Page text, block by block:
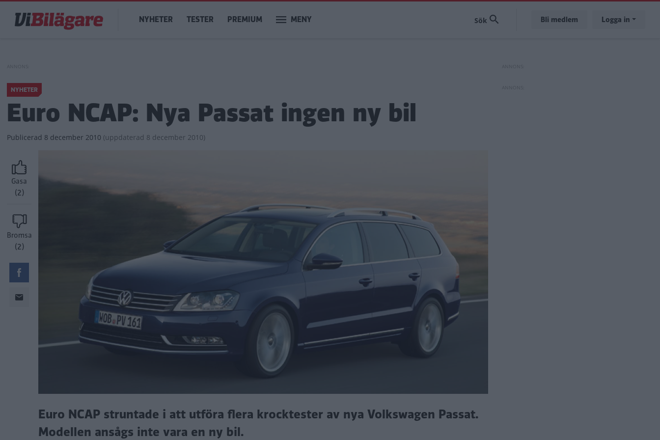
huvudinnehåll
Main
navigation
NYHETER TESTER PREMIUM MENY Bli medlem Logga in
NYHETER
Euro NCAP: Nya Passat ingen ny bil
Publicerad 8 december 2010 (uppdaterad 8 december 2010)
Gasa
(2)
Bromsa
(2)
Euro NCAP struntade i att utföra flera krocktester av nya Volkswagen Passat.
Modellen ansågs inte vara en ny bil.